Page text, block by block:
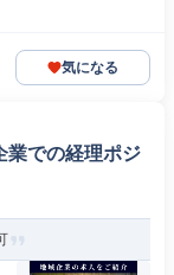
気になる
業での経理ポジ